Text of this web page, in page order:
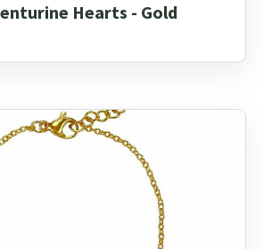
Hearts - Gold